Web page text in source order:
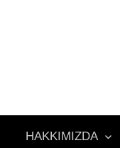
HAKKIMIZDA